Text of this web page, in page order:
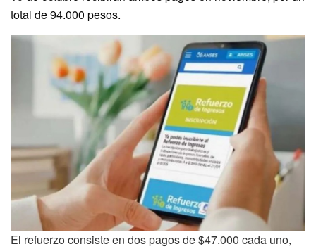
total de 94.000 pesos.
El refuerzo consiste en dos pagos de $47.000 cada uno,